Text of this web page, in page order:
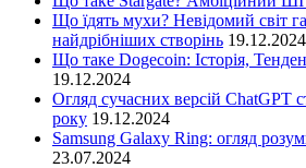
Що їдять мухи? Невідомий світ
найдрібніших створінь 19.12.2024
Що таке Dogecoin: Історія,
19.12.2024
Огляд сучасних версій ChatGPT
року 19.12.2024
Samsung Galaxy Ring: огляд
23.07.2024